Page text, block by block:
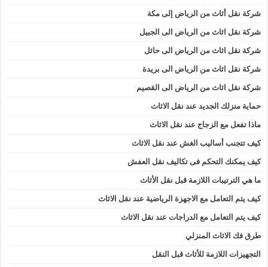
شركة نقل أثاث من الرياض إلى مكة
شركة نقل اثاث من الرياض الى الجبيل
شركة نقل اثاث من الرياض الى حائل
شركة نقل اثاث من الرياض الى بريدة
شركة نقل اثاث من الرياض الى القصيم
حماية منزلك الجديد عند نقل الاثاث
ماذا تفعل مع الزجاج عند نقل الاثاث
كيف تتجنب أساليب الغش عند نقل الاثاث
كيف يمكنك التحكم فى تكاليف نقل العفش
ما هي الترتيبات اللازمة قبل نقل الأثاث
كيف يتم التعامل مع الاجهزة الرياضية عند نقل الاثاث
كيف يتم التعامل مع الدراجات عند نقل الاثاث
طرق فك الاثاث المنزلي
التجهيزات اللازمة للأثاث قبل النقل